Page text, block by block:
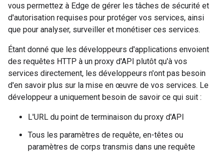
vous permettez à Edge de gérer les tâches de sécurité et
d'autorisation requises pour protéger vos services, ainsi
que pour analyser, surveiller et monétiser ces services.
Étant donné que les développeurs d'applications envoient
des requêtes HTTP à un proxy d'API plutôt qu'à vos
services directement, les développeurs n'ont pas besoin
d'en savoir plus sur la mise en œuvre de vos services. Le
développeur a uniquement besoin de savoir ce qui suit :
L'URL du point de terminaison du proxy d'API
Tous les paramètres de requête, en-têtes ou
paramètres de corps transmis dans une requête